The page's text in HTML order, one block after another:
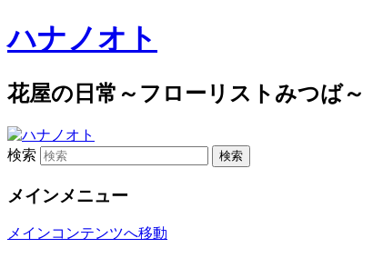
ハナノオト
花屋の日常～フローリストみつば～
検索
メインメニュー
メインコンテンツへ移動